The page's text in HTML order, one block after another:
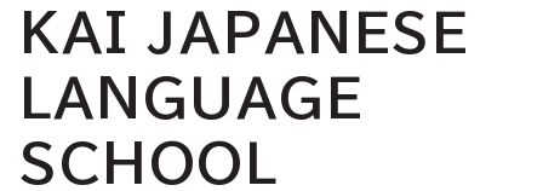
KAI JAPANESE
LANGUAGE
SCHOOL